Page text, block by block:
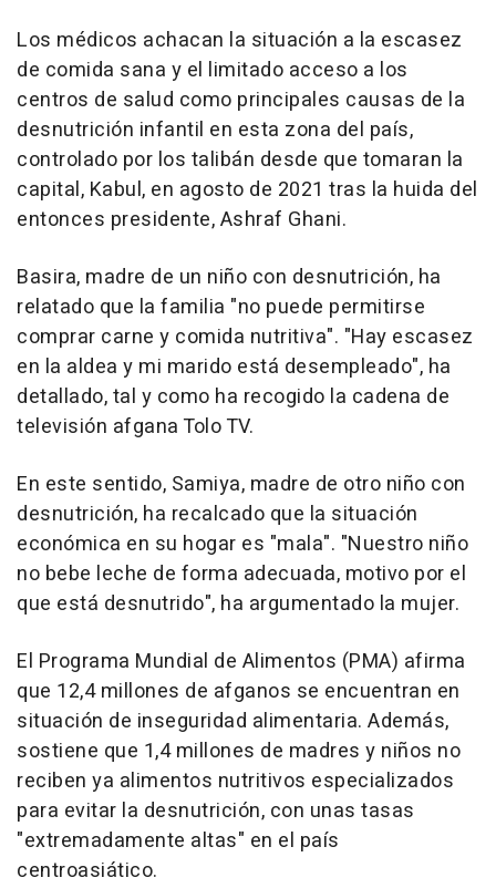
Los médicos achacan la situación a la escasez
de comida sana y el limitado acceso a los
centros de salud como principales causas de la
desnutrición infantil en esta zona del país,
controlado por los talibán desde que tomaran la
capital, Kabul, en agosto de 2021 tras la huida del
entonces presidente, Ashraf Ghani.
Basira, madre de un niño con desnutrición, ha
relatado que la familia "no puede permitirse
comprar carne y comida nutritiva". "Hay escasez
en la aldea y mi marido está desempleado", ha
detallado, tal y como ha recogido la cadena de
televisión afgana Tolo TV.
En este sentido, Samiya, madre de otro niño con
desnutrición, ha recalcado que la situación
económica en su hogar es "mala". "Nuestro niño
no bebe leche de forma adecuada, motivo por el
que está desnutrido", ha argumentado la mujer.
El Programa Mundial de Alimentos (PMA) afirma
que 12,4 millones de afganos se encuentran en
situación de inseguridad alimentaria. Además,
sostiene que 1,4 millones de madres y niños no
reciben ya alimentos nutritivos especializados
para evitar la desnutrición, con unas tasas
"extremadamente altas" en el país
centroasiático.